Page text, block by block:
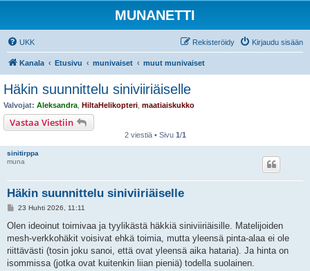
MUNANETTI
UKK Kirjaudu sisään
Rekisteröidy
Kanala Etusivu munivaiset muut munivaiset
Häkin suunnittelu siniviiriäiselle
Valvojat: Aleksandra HiltaHelikopteri maatiaiskukko
Vastaa Viestiin
2 viestiä • Sivu 1/1
sinitirppa
muna
Häkin suunnittelu siniviiriäiselle
V
e
t
i
23 Huhti 2026, 11:11
Olen ideoinut toimivaa ja tyylikästä häkkiä siniviiriäisille. Matelijoiden
mesh-verkkohäkit voisivat ehkä toimia, mutta yleensä pinta-alaa ei ole
riittävästi (tosin joku sanoi, että ovat yleensä aika hataria). Ja hinta on
isommissa (jotka ovat kuitenkin liian pieniä) todella suolainen.